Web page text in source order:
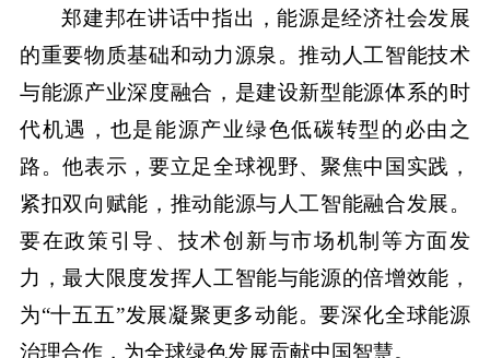
郑建邦在讲话中指出，能源是经济社会发展
的重要物质基础和动力源泉。推动人工智能技术
与能源产业深度融合，是建设新型能源体系的时
代机遇，也是能源产业绿色低碳转型的必由之
路。他表示，要立足全球视野、聚焦中国实践，
紧扣双向赋能，推动能源与人工智能融合发展。
要在政策引导、技术创新与市场机制等方面发
力，最大限度发挥人工智能与能源的倍增效能，
为“十五五”发展凝聚更多动能。要深化全球能源
治理合作，为全球绿色发展贡献中国智慧。